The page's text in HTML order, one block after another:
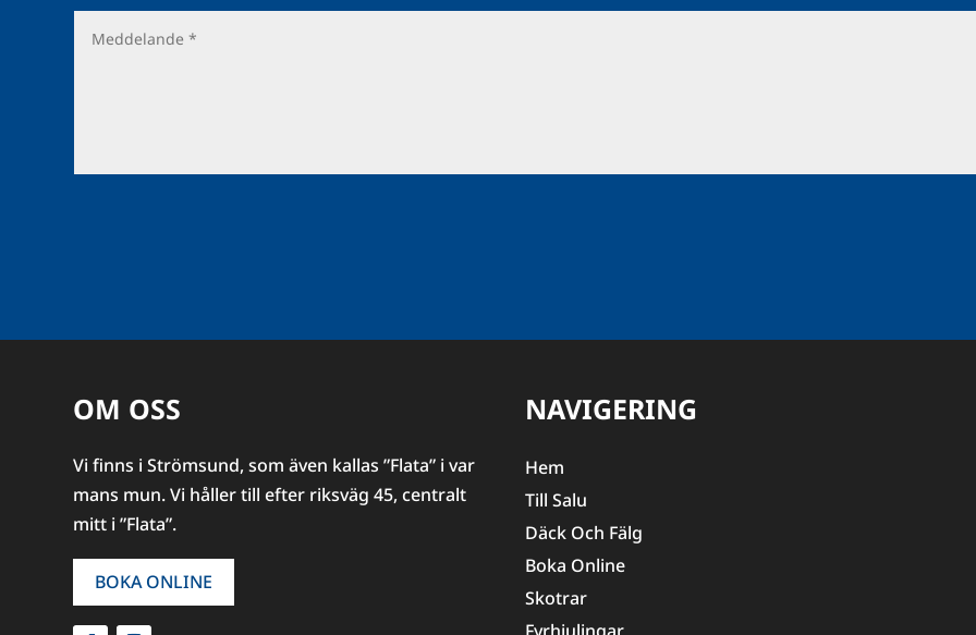
OM OSS
Vi finns i Strömsund, som även kallas ”Flata” i var
mans mun. Vi håller till efter riksväg 45, centralt
mitt i ”Flata”.
BOKA ONLINE
NAVIGERING
Hem
Till Salu
Däck Och Fälg
Boka Online
Skotrar